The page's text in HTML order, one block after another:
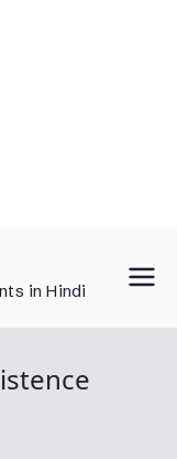
in Hindi